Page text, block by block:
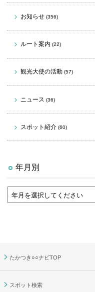
お知らせ (356)
ルート案内 (22)
観光大使の活動 (57)
ニュース (36)
スポット紹介 (60)
年月別
たかつき○○ナビTOP
スポット検索